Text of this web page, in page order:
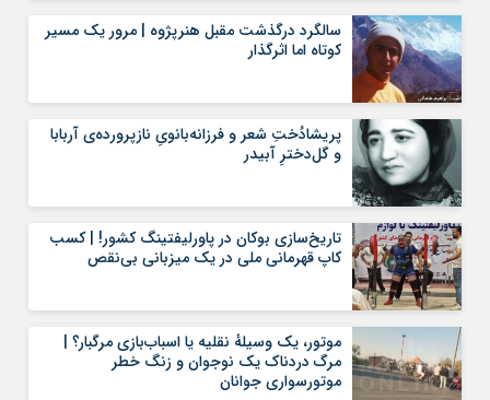
سالگرد درگذشت مقبل هنرپژوه | مرور یک مسیر
کوتاه اما اثرگذار
پریشادُختِ شعر و فرزانە‌بانویِ نازپروردەی آربابا
و گل‌دخترِ آبیدر
تاریخ‌سازی بوکان در پاورلیفتینگ کشور! | کسب
کاپ قهرمانی ملی در یک میزبانی بی‌نقص
موتور، یک وسیلهٔ نقلیه یا اسباب‌بازی مرگبار؟ |
مرگ دردناک یک نوجوان و زنگ خطر
موتورسواری جوانان